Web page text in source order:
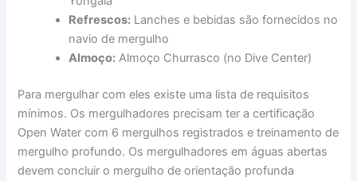
Refrescos: Lanches e bebidas são fornecidos no
navio de mergulho
Almoço: Almoço Churrasco (no Dive Center)
Para mergulhar com eles existe uma lista de requisitos
mínimos. Os mergulhadores precisam ter a certificação
Open Water com 6 mergulhos registrados e treinamento de
mergulho profundo. Os mergulhadores em águas abertas
devem concluir o mergulho de orientação profunda